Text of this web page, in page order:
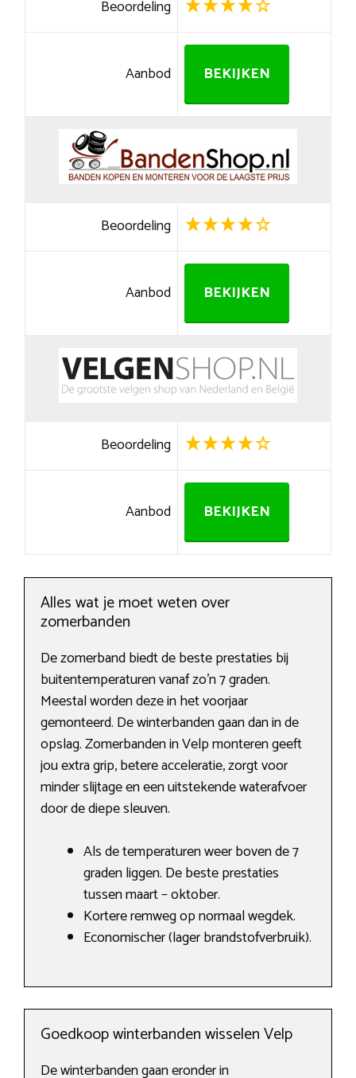
Beoordeling
Aanbod BEKIJKEN
Beoordeling
Aanbod BEKIJKEN
Beoordeling
Aanbod BEKIJKEN
Alles wat je moet weten over
zomerbanden
De zomerband biedt de beste prestaties bij
buitentemperaturen vanaf zo’n 7 graden.
Meestal worden deze in het voorjaar
gemonteerd. De winterbanden gaan dan in de
opslag. Zomerbanden in Velp monteren geeft
jou extra grip, betere acceleratie, zorgt voor
minder slijtage en een uitstekende waterafvoer
door de diepe sleuven.
Als de temperaturen weer boven de 7
graden liggen. De beste prestaties
tussen maart – oktober.
Kortere remweg op normaal wegdek.
Economischer (lager brandstofverbruik).
Goedkoop winterbanden wisselen Velp
De winterbanden gaan eronder in